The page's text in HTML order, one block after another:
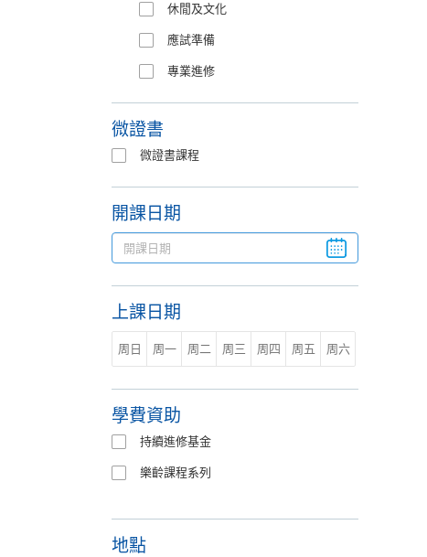
休閒及文化
應試準備
專業進修
微證書
微證書課程
開課日期
上課日期
周日 周一 周二 周三 周四 周五 周六
學費資助
持續進修基金
樂齡課程系列
地點